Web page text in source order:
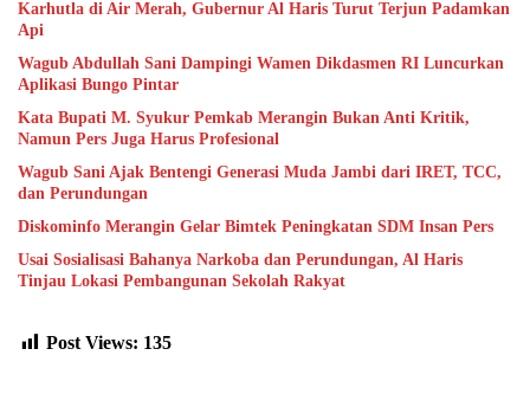
Karhutla di Air Merah, Gubernur Al Haris Turut Terjun Padamkan
Api
Wagub Abdullah Sani Dampingi Wamen Dikdasmen RI Luncurkan
Aplikasi Bungo Pintar
Kata Bupati M. Syukur Pemkab Merangin Bukan Anti Kritik,
Namun Pers Juga Harus Profesional
Wagub Sani Ajak Bentengi Generasi Muda Jambi dari IRET, TCC,
dan Perundungan
Diskominfo Merangin Gelar Bimtek Peningkatan SDM Insan Pers
Usai Sosialisasi Bahanya Narkoba dan Perundungan, Al Haris
Tinjau Lokasi Pembangunan Sekolah Rakyat
Post Views: 135